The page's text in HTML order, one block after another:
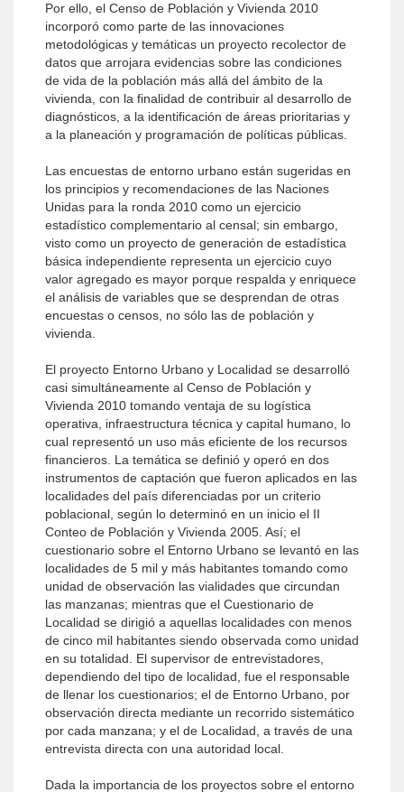
Por ello, el Censo de Población y Vivienda 2010
incorporó como parte de las innovaciones
metodológicas y temáticas un proyecto recolector de
datos que arrojara evidencias sobre las condiciones
de vida de la población más allá del ámbito de la
vivienda, con la finalidad de contribuir al desarrollo de
diagnósticos, a la identificación de áreas prioritarias y
a la planeación y programación de políticas públicas.
Las encuestas de entorno urbano están sugeridas en
los principios y recomendaciones de las Naciones
Unidas para la ronda 2010 como un ejercicio
estadístico complementario al censal; sin embargo,
visto como un proyecto de generación de estadística
básica independiente representa un ejercicio cuyo
valor agregado es mayor porque respalda y enriquece
el análisis de variables que se desprendan de otras
encuestas o censos, no sólo las de población y
vivienda.
El proyecto Entorno Urbano y Localidad se desarrolló
casi simultáneamente al Censo de Población y
Vivienda 2010 tomando ventaja de su logística
operativa, infraestructura técnica y capital humano, lo
cual representó un uso más eficiente de los recursos
financieros. La temática se definió y operó en dos
instrumentos de captación que fueron aplicados en las
localidades del país diferenciadas por un criterio
poblacional, según lo determinó en un inicio el II
Conteo de Población y Vivienda 2005. Así; el
cuestionario sobre el Entorno Urbano se levantó en las
localidades de 5 mil y más habitantes tomando como
unidad de observación las vialidades que circundan
las manzanas; mientras que el Cuestionario de
Localidad se dirigió a aquellas localidades con menos
de cinco mil habitantes siendo observada como unidad
en su totalidad. El supervisor de entrevistadores,
dependiendo del tipo de localidad, fue el responsable
de llenar los cuestionarios; el de Entorno Urbano, por
observación directa mediante un recorrido sistemático
por cada manzana; y el de Localidad, a través de una
entrevista directa con una autoridad local.
Dada la importancia de los proyectos sobre el entorno